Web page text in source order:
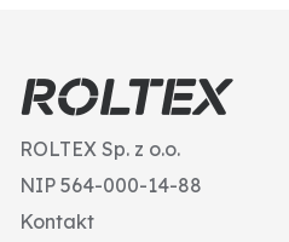
ROLTEX Sp. z o.o.
NIP 564-000-14-88
Kontakt